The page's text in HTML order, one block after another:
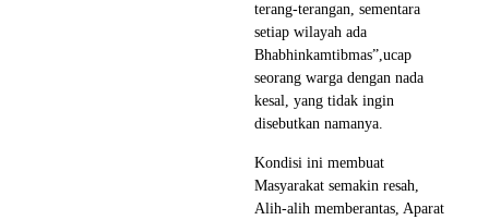
terang-terangan, sementara
setiap wilayah ada
Bhabhinkamtibmas”,ucap
seorang warga dengan nada
kesal, yang tidak ingin
disebutkan namanya.
Kondisi ini membuat
Masyarakat semakin resah,
Alih-alih memberantas, Aparat